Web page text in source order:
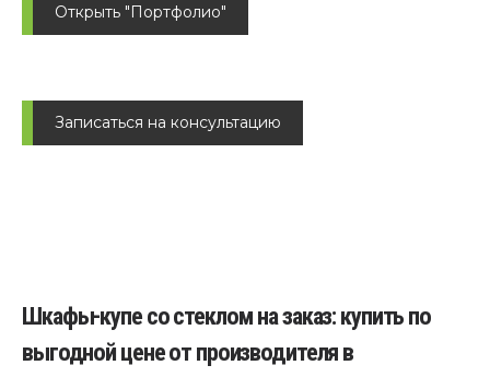
Открыть "Портфолио"
Записаться на консультацию
Шкафы-купе со стеклом на заказ: купить по
выгодной цене от производителя в